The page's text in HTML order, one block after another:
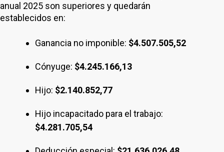
anual 2025 son superiores y quedarán
establecidos en:
Ganancia no imponible: $4.507.505,52
Cónyuge: $4.245.166,13
Hijo: $2.140.852,77
Hijo incapacitado para el trabajo:
$4.281.705,54